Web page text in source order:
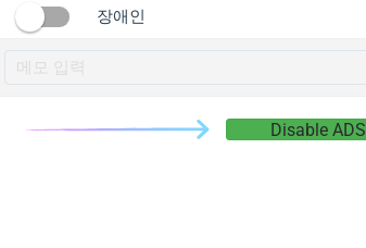
2no.co
장애인
Disable ADS